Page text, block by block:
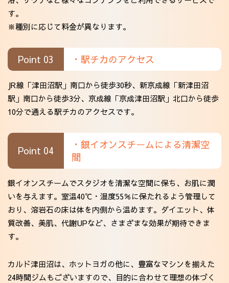
す。
※種別に応じて料金が異なります。
Point 03 ・駅チカのアクセス
JR線「津田沼駅」南口から徒歩30秒、新京成線「新津田沼
駅」南口から徒歩3分、京成線「京成津田沼駅」北口から徒歩
10分で通える駅チカのアクセスです。
Point 04
・銀イオンスチームによる清潔空
間
銀イオンスチームでスタジオを清潔な空間に保ち、お肌に潤
いを与えます。室温40℃・湿度55％に保たれるよう管理して
おり、溶岩石の床は体を内側から温めます。ダイエット、体
質改善、美肌、代謝UPなど、さまざまな効果が期待できま
す。
カルド津田沼は、ホットヨガの他に、豊富なマシンを揃えた
24時間ジムもございますので、目的に合わせて理想の体づく